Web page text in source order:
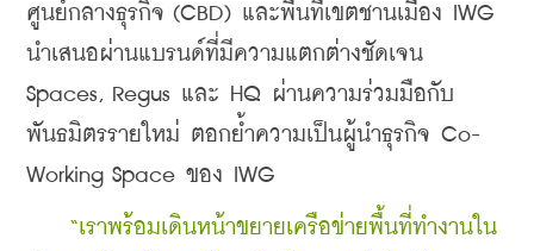
ศูนย์กลางธุรกิจ (CBD) และพื้นที่เขตชานเมือง IWG
นำเสนอผ่านแบรนด์ที่มีความแตกต่างชัดเจน
Spaces, Regus และ HQ ผ่านความร่วมมือกับ
พันธมิตรรายใหม่ ตอกย้ำความเป็นผู้นำธุรกิจ Co-
Working Space ของ IWG
“เราพร้อมเดินหน้าขยายเครือข่ายพื้นที่ทำงานใน